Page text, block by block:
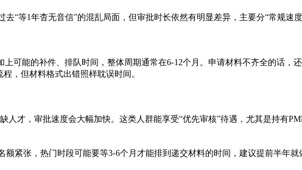
等1年杳无音信”的混乱局面，但审批时长依然有明显差异，主要分“常规速度
能的补件、排队时间，整体周期通常在6-12个月。申请材料不齐全的话，
，但材料格式出错照样耽误时间。
，审批速度会大幅加快。这类人群能享受“优先审核”待遇，尤其是持有
张，热门时段可能要等3-6个月才能排到递交材料的时间，建议提前半年就